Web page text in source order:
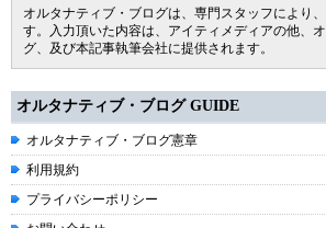
オルタナティブ・ブログは、専門スタッフにより
す。入力頂いた内容は、アイティメディアの他、
グ、及び本記事執筆会社に提供されます。
オルタナティブ・ブログ GUIDE
オルタナティブ・ブログ憲章
利用規約
プライバシーポリシー